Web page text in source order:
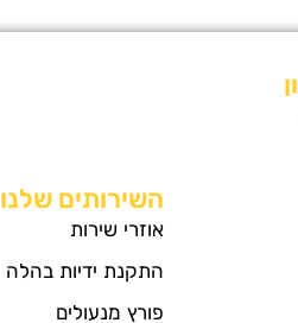
השירותים שלנו
אוזרי שירות
התקנת ידיות בהלה
פורץ מנעולים